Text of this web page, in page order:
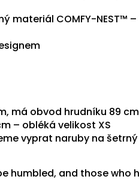
materiál COMFY-NEST™ –
má obvod hrudníku 89
– obléká velikost XS
vyprat naruby na šetrný
humbled, and those who